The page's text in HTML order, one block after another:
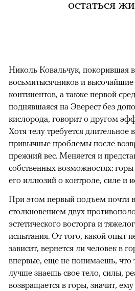
остаться
Николь Ковальчук, покорившая
восьмитысячников и
континентов, а также первой
поднявшаяся на Эверест без
кислорода, говорит о другом
Хотя телу требуется длительное
привычные проблемы после
прежний вес. Меняется и
собственных возможностях:
его иллюзий о контроле, силе и
При этом первый подъем почти
столкновением двух
эстетического восторга и
испытания. От того, какой опыт
зависит, вернется ли человек в
впервые, еще не понимаешь, что
лучше знаешь свое тело, силы,
возвращается в горы, значит,